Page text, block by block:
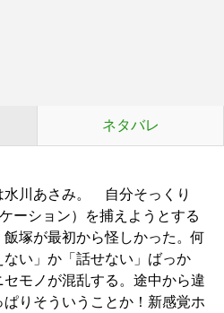
ネタバレ
水川あさみ。 自分そっくり
ーション）を捕えようとする
塚が最初から怪しかった。何
ない」か「話せない」ばっか
セモノが混乱する。途中から違
りそういうことか！新感覚ホ